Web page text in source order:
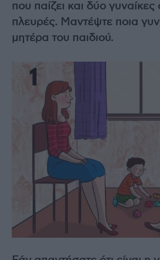
που παίζει και δύο γυναίκες
πλευρές. Μαντέψτε ποια
μητέρα του παιδιού.